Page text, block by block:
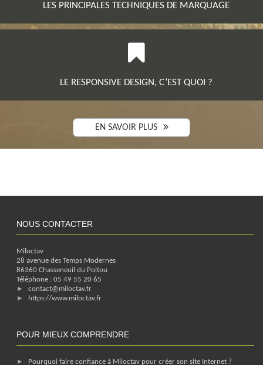
LES PRINCIPALES TECHNIQUES DE MARQUAGE
LE RESPONSIVE DESIGN, C’EST QUOI ?
EN SAVOIR PLUS
NOUS CONTACTER
Miloctav
28 avenue des Temps Modernes
86360 Chasseneuil du Poitou
Téléphone : 05 49 55 20 65
contact@miloctav.fr
https://www.miloctav.fr
POUR MIEUX COMPRENDRE
Pourquoi faire confiance à Miloctav pour créer son site Internet ?